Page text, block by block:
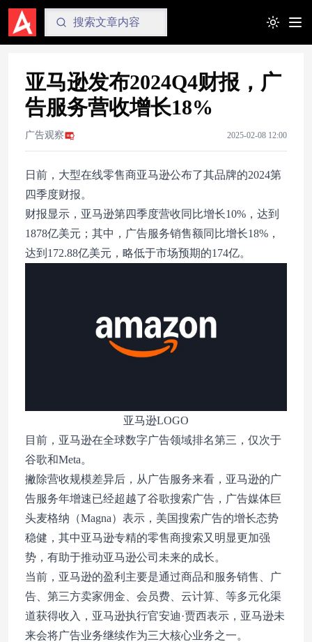
Toggle
亚马逊发布2024Q4财报，广
告服务营收增长18%
广告观察 2025-02-08 12:00
日前，大型在线零售商亚马逊公布了其品牌的2024第
四季度财报。
财报显示，亚马逊第四季度营收同比增长10%，达到
1878亿美元；其中，广告服务销售额同比增长18%，
达到172.88亿美元，略低于市场预期的174亿。
亚马逊LOGO
目前，亚马逊在全球数字广告领域排名第三，仅次于
谷歌和Meta。
撇除营收规模差异后，从广告服务来看，亚马逊的广
告服务年增速已经超越了谷歌搜索广告，广告媒体巨
头麦格纳（Magna）表示，美国搜索广告的增长态势
稳健，其中亚马逊专精的零售商搜索又明显更加强
势，有助于推动亚马逊公司未来的成长。
当前，亚马逊的盈利主要是通过商品和服务销售、广
告、第三方卖家佣金、会员费、云计算、等多元化渠
道获得收入，亚马逊执行官安迪·贾西表示，亚马逊未
来会将广告业务继续作为三大核心业务之一。